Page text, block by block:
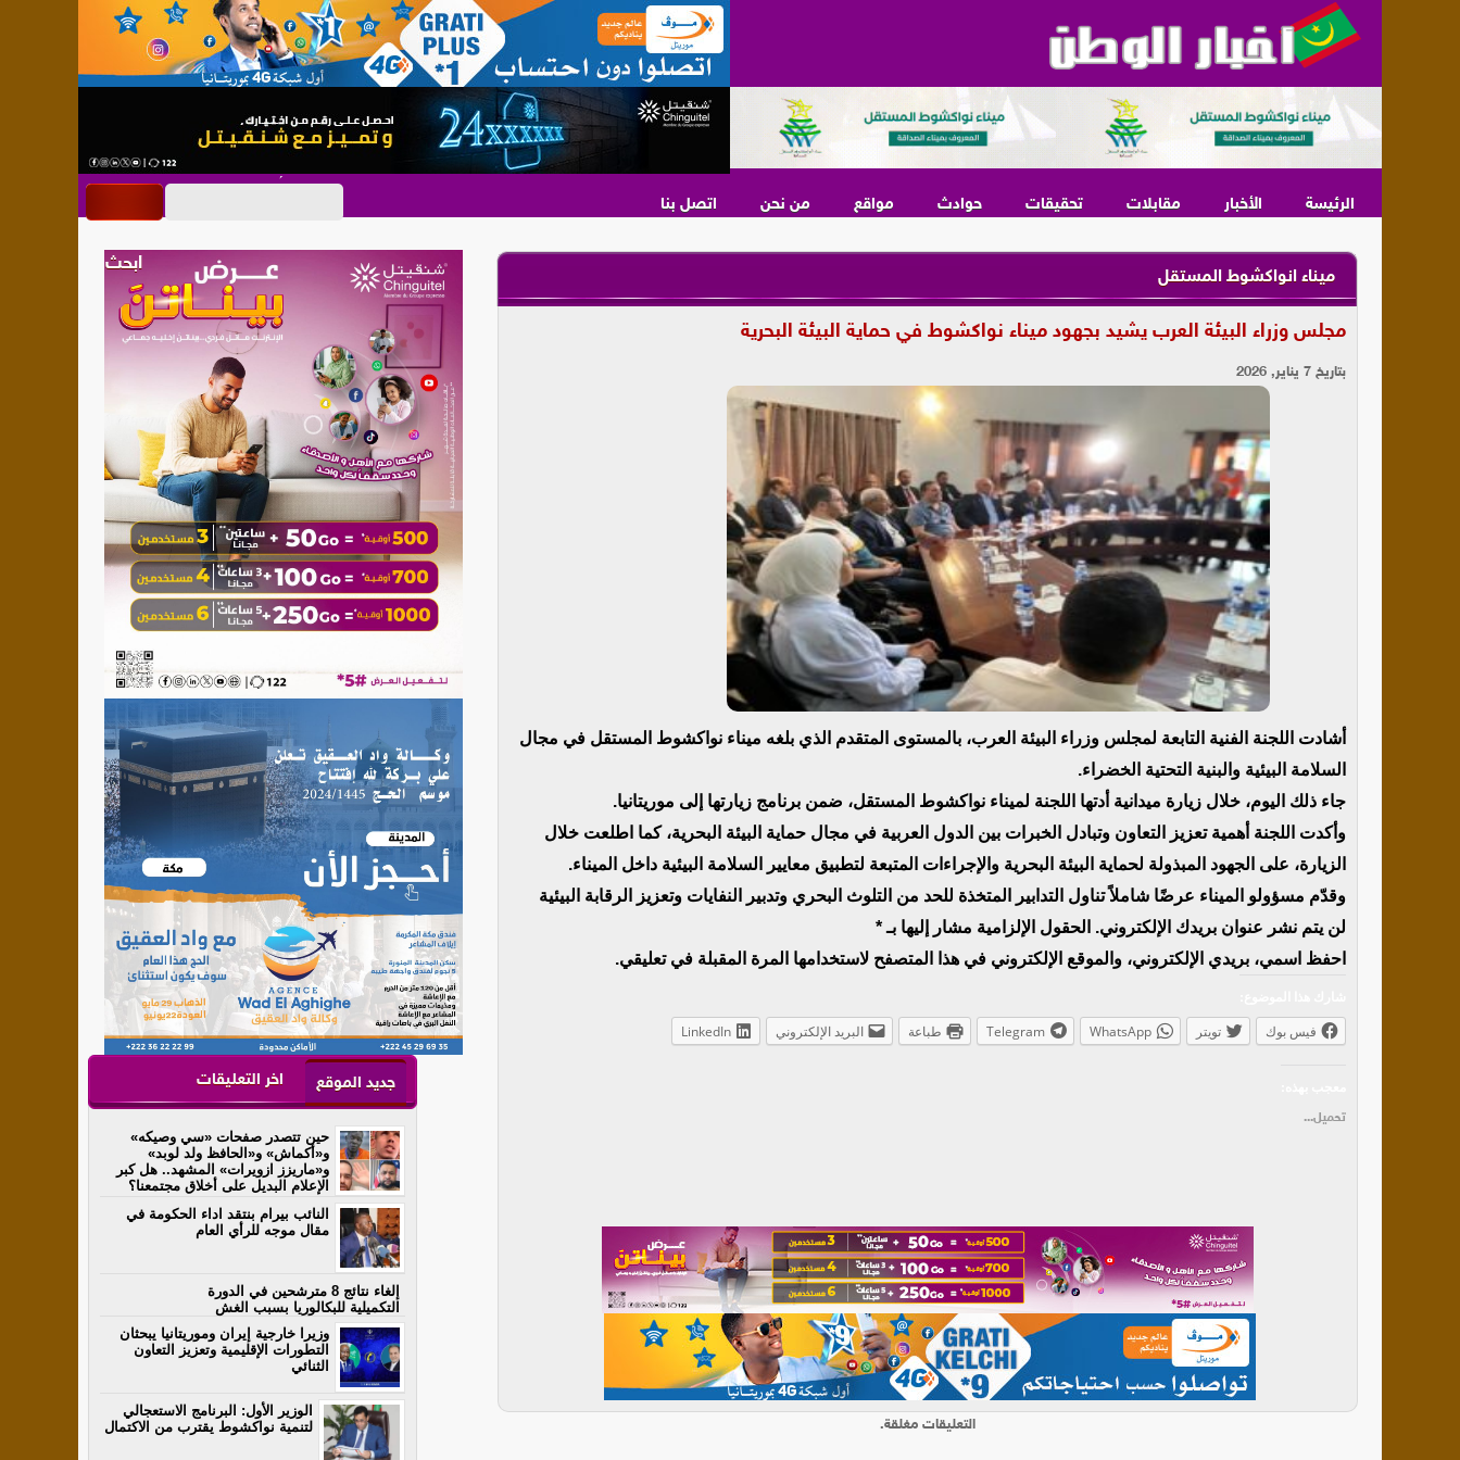
الرئيسة الأخبار مقابلات تحقيقات حوادث مواقع من نحن اتصل بنا
ميناء انواكشوط المستقل
مجلس وزراء البيئة العرب يشيد بجهود ميناء نواكشوط في حماية البيئة البحرية
بتاريخ 7 يناير, 2026
أشادت اللجنة الفنية التابعة لمجلس وزراء البيئة العرب، بالمستوى المتقدم الذي بلغه ميناء نواكشوط المستقل في مجال
السلامة البيئية والبنية التحتية الخضراء.
جاء ذلك اليوم، خلال زيارة ميدانية أدتها اللجنة لميناء نواكشوط المستقل، ضمن برنامج زيارتها إلى موريتانيا.
وأكدت اللجنة أهمية تعزيز التعاون وتبادل الخبرات بين الدول العربية في مجال حماية البيئة البحرية، كما اطلعت خلال
الزيارة، على الجهود المبذولة لحماية البيئة البحرية والإجراءات المتبعة لتطبيق معايير السلامة البيئية داخل الميناء.
وقدّم مسؤولو الميناء عرضًا شاملاً تناول التدابير المتخذة للحد من التلوث البحري وتدبير النفايات وتعزيز الرقابة البيئية
لن يتم نشر عنوان بريدك الإلكتروني. الحقول الإلزامية مشار إليها بـ *
احفظ اسمي، بريدي الإلكتروني، والموقع الإلكتروني في هذا المتصفح لاستخدامها المرة المقبلة في تعليقي.
فيس بوك تويتر WhatsApp
Telegram طباعة البريد الإلكتروني LinkedIn
تحميل...
التعليقات مغلقة.
جديد الموقع اخر التعليقات
حين تتصدر صفحات «سي وصيكه»
و«أكماش» و«الحافظ ولد لوبد»
و«ماريزز ازويرات» المشهد.. هل كبر
الإعلام البديل على أخلاق مجتمعنا؟
النائب بيرام بنتقد اداء الحكومة في
مقال موجه للرأي العام
إلغاء نتائج 8 مترشحين في الدورة
التكميلية للبكالوريا بسبب الغش
وزيرا خارجية إيران وموريتانيا يبحثان
التطورات الإقليمية وتعزيز التعاون
الثنائي
الوزير الأول: البرنامج الاستعجالي
لتنمية نواكشوط يقترب من الاكتمال